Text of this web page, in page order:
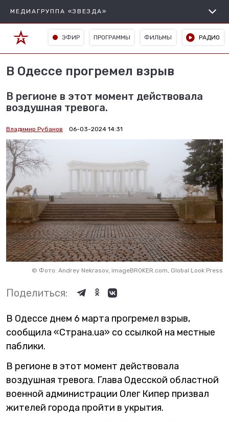
МЕДИАГРУППА «ЗВЕЗДА»
ЭФИР ПРОГРАММЫ ФИЛЬМЫ РАДИО
В Одессе прогремел взрыв
В регионе в этот момент действовала
воздушная тревога.
Владимир Рубанов 06-03-2024 14:31
© Фото: Andrey Nekrasov, imageBROKER.com, Global Look Press
Поделиться:
В Одессе днем 6 марта прогремел взрыв,
сообщила «Страна.ua» со ссылкой на местные
паблики.
В регионе в этот момент действовала
воздушная тревога. Глава Одесской областной
военной администрации Олег Кипер призвал
жителей города пройти в укрытия.